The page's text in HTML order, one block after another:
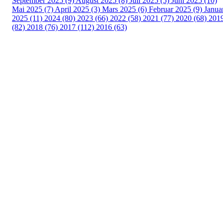
Mai 2025 (7) April 2025 (3) Mars 2025 (6) Februar 2025 (9)
2025 (11) 2024 (80) 2023 (66) 2022 (58) 2021 (77) 2020 (68)
(82) 2018 (76) 2017 (112) 2016 (63)